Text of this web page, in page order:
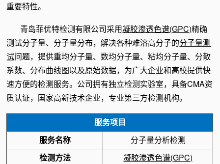
重要特性。
青岛菲优特检测有限公司采用凝胶渗透色谱(GPC)精确
测试分子量、分子量分布，解决各种难溶高分子的分子量测
试问题，提供重均分子量、数均分子量、粘均分子量、分散
系数、分布曲线图以及原始数据，为广大企业和高校提供快
速方便的检测服务。 公司拥有独立检测实验室，具备CMA资
质认证，国家高新技术企业，专业第三方检测机构。
服务项目
服务名称
分子量分析检测
检测方法
凝胶渗透色谱(GPC)